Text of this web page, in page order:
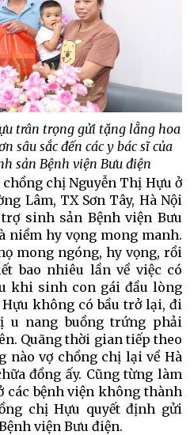
trân trọng gửi tặng lẵng hoa
sâu sắc đến các y bác sĩ của
sản Bệnh viện Bưu điện
chồng chị Nguyễn Thị Hựu ở
Lâm, TX Sơn Tây, Hà Nội
sinh sản Bệnh viện Bưu
niềm hy vọng mong manh.
mong ngóng, hy vọng, rồi
bao nhiêu lần về việc có
khi sinh con gái đầu lòng
không có bầu trở lại, đi
u nang buồng trứng phải
Quãng thời gian tiếp theo
nào vợ chồng chị lại về Hà
đồng ấy. Cũng từng làm
các bệnh viện không thành
chị Hựu quyết định gửi
viện Bưu điện.